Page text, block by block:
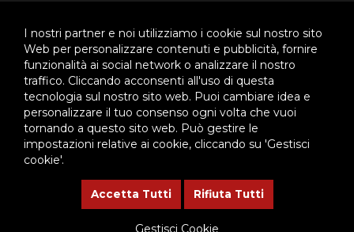
I nostri partner e noi utilizziamo i cookie sul nostro sito
Web per personalizzare contenuti e pubblicità, fornire
funzionalità ai social network o analizzare il nostro
traffico. Cliccando acconsenti all'uso di questa
tecnologia sul nostro sito web. Puoi cambiare idea e
personalizzare il tuo consenso ogni volta che vuoi
tornando a questo sito web. Può gestire le
impostazioni relative ai cookie, cliccando su 'Gestisci
cookie'.
Accetta Tutti Rifiuta Tutti
Gestisci Cookie
Questo plugin utilizza cookie per raccogliere dati e cookie di
terze parti per migliorare l'esperienza utente. Per visualizzare il
plugin è necessario dare il consenso.
Clicca qui per modificare le preferenze sulla Cookie Policy
Questo plugin utilizza cookie per raccogliere dati e cookie di
terze parti per migliorare l'esperienza utente. Per visualizzare il
plugin è necessario dare il consenso.